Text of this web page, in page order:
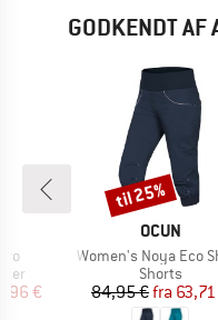
GODKENDT AF
pris
€
MÆRKE
OCUN
Artikel
Women's Noya Eco
Shorts
Pris
84,95 € Nedsat
fra
Rabat
til 25%